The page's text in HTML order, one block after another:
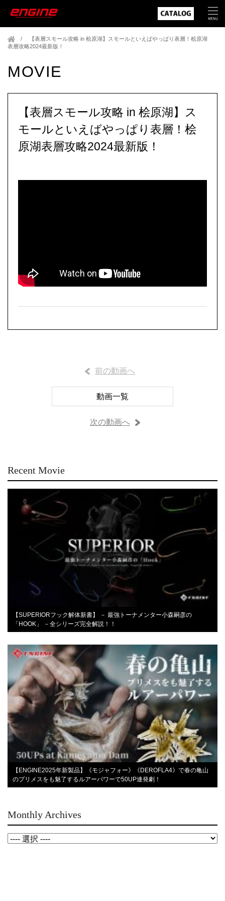
【表層スモール攻略 in 桧原湖】スモールといえばやっぱり表層！桧原湖
表層攻略2024最新版！
MOVIE
【表層スモール攻略 in 桧原湖】ス
モールといえばやっぱり表層！桧
原湖表層攻略2024最新版！
前の動画へ
動画一覧
次の動画へ
Recent Movie
【SUPERIORフック解体新書】 － 最強トーナメンター小森嗣彦の
「HOOK」 －全シリーズ完全解説！！
【ENGINE2025年新製品】《モジャフォー》《DEROFLA4》で春の亀山
のプリメスをも魅了するルアーパワーで50UP連発劇！
Monthly Archives